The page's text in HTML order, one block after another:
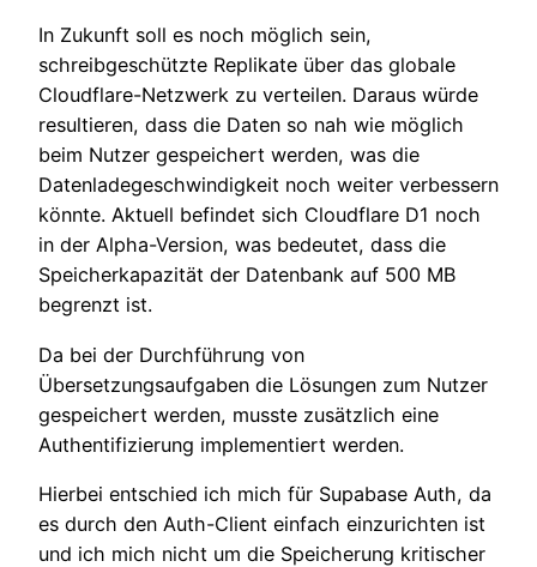
In Zukunft soll es noch möglich sein,
schreibgeschützte Replikate über das globale
Cloudflare-Netzwerk zu verteilen. Daraus würde
resultieren, dass die Daten so nah wie möglich
beim Nutzer gespeichert werden, was die
Datenladegeschwindigkeit noch weiter verbessern
könnte. Aktuell befindet sich Cloudflare D1 noch
in der Alpha-Version, was bedeutet, dass die
Speicherkapazität der Datenbank auf 500 MB
begrenzt ist.
Da bei der Durchführung von
Übersetzungsaufgaben die Lösungen zum Nutzer
gespeichert werden, musste zusätzlich eine
Authentifizierung implementiert werden.
Hierbei entschied ich mich für Supabase Auth, da
es durch den Auth-Client einfach einzurichten ist
und ich mich nicht um die Speicherung kritischer